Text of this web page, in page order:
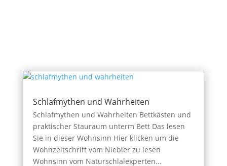
Schlafmythen und Wahrheiten
Schlafmythen und Wahrheiten Bettkästen und
praktischer Stauraum unterm Bett Das lesen
Sie in dieser Wohnsinn Hier klicken um die
Wohnzeitschrift vom Niebler zu lesen
Wohnsinn vom Naturschlalexperten...